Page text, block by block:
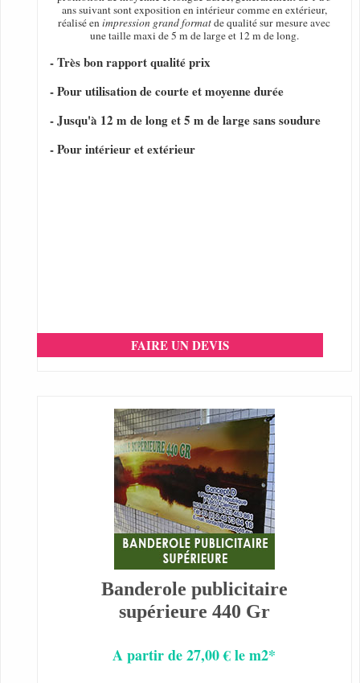
ans suivant sont exposition en intérieur comme en extérieur,
réalisé enimpression grand formatde qualité sur mesure avec
une taille maxi de 5 m de large et 12 m de long.
- Très bon rapport qualité prix
- Pour utilisation de courte et moyenne durée
- Jusqu'à 12 m de long et 5 m de large sans soudure
- Pour intérieur et extérieur
FAIRE UN DEVIS
Banderole publicitaire
supérieure 440 Gr
A partir de 27,00 € le m2*